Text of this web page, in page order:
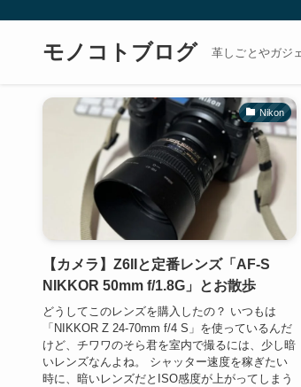
モノコトブログ 革しごとやガジ
Nikon
【カメラ】Z6IIと定番レンズ「AF-S
NIKKOR 50mm f/1.8G」とお散歩
どうしてこのレンズを購入したの？ いつもは
「NIKKOR Z 24-70mm f/4 S」を使っているんだ
けど、チワワのそら君を室内で撮るには、少し暗
いレンズなんよね。 シャッター速度を稼ぎたい
時に、暗いレンズだとISO感度が上がってしまう